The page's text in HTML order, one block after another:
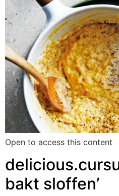
Open to access this content
bakt sloffen’